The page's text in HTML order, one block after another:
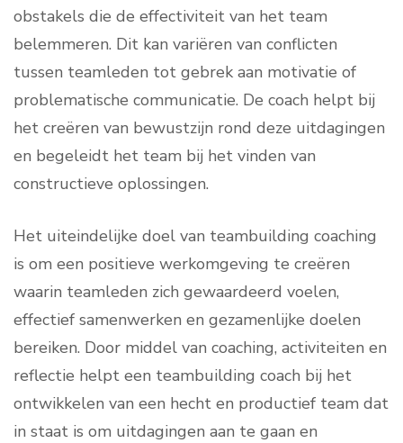
obstakels die de effectiviteit van het team
belemmeren. Dit kan variëren van conflicten
tussen teamleden tot gebrek aan motivatie of
problematische communicatie. De coach helpt bij
het creëren van bewustzijn rond deze uitdagingen
en begeleidt het team bij het vinden van
constructieve oplossingen.
Het uiteindelijke doel van teambuilding coaching
is om een positieve werkomgeving te creëren
waarin teamleden zich gewaardeerd voelen,
effectief samenwerken en gezamenlijke doelen
bereiken. Door middel van coaching, activiteiten en
reflectie helpt een teambuilding coach bij het
ontwikkelen van een hecht en productief team dat
in staat is om uitdagingen aan te gaan en